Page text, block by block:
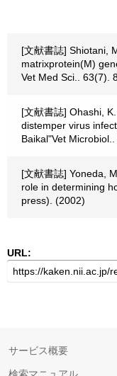
[文献書誌] Shiotani,
matrixprotein(M)
Vet Med Sci.. 63(7).
[文献書誌] Ohashi,
distemper virus
Baikal"Vet
[文献書誌] Yoneda,
role in determining
press). (2002)
URL:
サービス概要